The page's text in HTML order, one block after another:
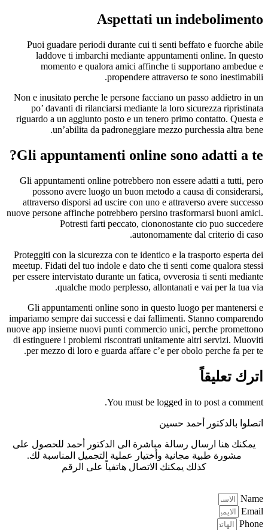
Aspettati un indebolimento
Puoi guadare periodi durante cui ti senti beffato e fuorche abile
laddove ti imbarchi mediante appuntamenti online. In questo
momento e qualora amici affinche ti supportano ambedue e
propendere attraverso te sono inestimabili.
Non e inusitato perche le persone facciano un passo addietro in un
po’ davanti di rilanciarsi mediante la loro sicurezza ripristinata
riguardo a un aggiunto posto e un tenero primo contatto. Questa e
un’abilita da padroneggiare mezzo purchessia altra bene.
Gli appuntamenti online sono adatti a te?
Gli appuntamenti online potrebbero non essere adatti a tutti, pero
possono avere luogo un buon metodo a causa di considerarsi,
attraverso disporsi ad uscire con uno e attraverso avere successo
nuove persone affinche potrebbero persino trasformarsi buoni amici.
Potresti farti peccato, ciononostante cio puo succedere
autonomamente dal criterio di caso.
Proteggiti con la sicurezza con te identico e la trasporto esperta dei
meetup. Fidati del tuo indole e dato che ti senti come qualora stessi
per essere intervistato durante un fatica, ovverosia ti senti mediante
qualche modo perplesso, allontanati e vai per la tua via.
Gli appuntamenti online sono in questo luogo per mantenersi e
impariamo sempre dai successi e dai fallimenti. Stanno comparendo
nuove app insieme nuovi punti commercio unici, perche promettono
di estinguere i problemi riscontrati unitamente altri servizi. Muoviti
per mezzo di loro e guarda affare c’e per obolo perche fa per te.
اترك تعليقاً
You must be logged in to post a comment.
اتصلوا بالدكتور أحمد حسين
يمكنك هنا ارسال رسالة مباشرة الى الدكتور أحمد للحصول على
مشورة طبية مجانية وأختيار عملية التجميل المناسبة لك.
كذلك يمكنك الاتصال هاتفياً على الرقم
Name
Email
Phone